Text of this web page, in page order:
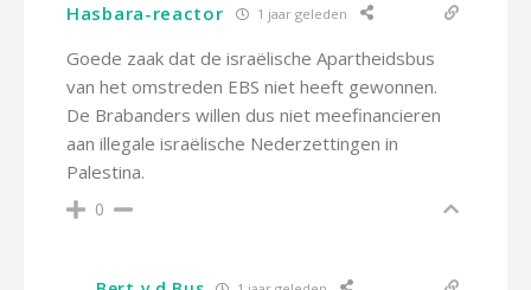
Hasbara-reactor 1 jaar geleden
Goede zaak dat de israëlische Apartheidsbus
van het omstreden EBS niet heeft gewonnen.
De Brabanders willen dus niet meefinancieren
aan illegale israëlische Nederzettingen in
Palestina.
0